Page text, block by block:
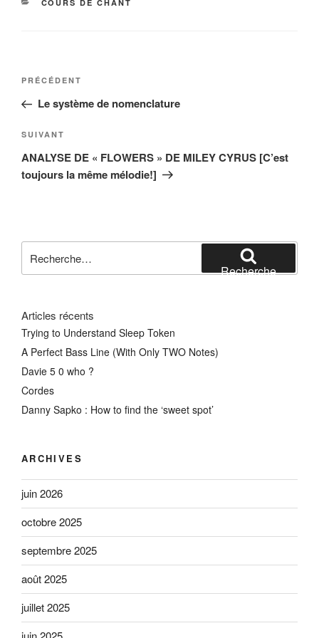
COURS DE CHANT
Navigation
l’article
Article
précédent
PRÉCÉDENT
Le système de nomenclature
Article
suivant
SUIVANT
ANALYSE DE « FLOWERS » DE MILEY CYRUS [C’est
toujours la même mélodie!]
pour
Recherche
Articles récents
Trying to Understand Sleep Token
A Perfect Bass Line (With Only TWO Notes)
Davie 5 0 who ?
Cordes
Danny Sapko : How to find the ‘sweet spot’
ARCHIVES
juin 2026
octobre 2025
septembre 2025
août 2025
juillet 2025